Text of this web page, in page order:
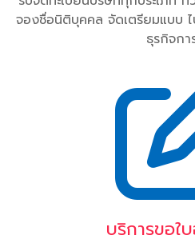
จองชื่อนิติบุคคล จัดเตรียมแบบ
ธุรกิจกา
บริการขอใ